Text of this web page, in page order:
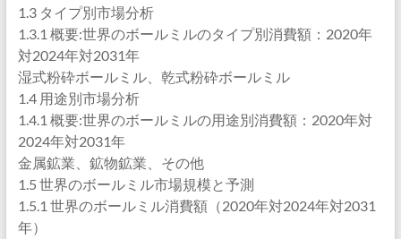
1.3 タイプ別市場分析
1.3.1 概要:世界のボールミルのタイプ別消費額：2020年
対2024年対2031年
湿式粉砕ボールミル、乾式粉砕ボールミル
1.4 用途別市場分析
1.4.1 概要:世界のボールミルの用途別消費額：2020年対
2024年対2031年
金属鉱業、鉱物鉱業、その他
1.5 世界のボールミル市場規模と予測
1.5.1 世界のボールミル消費額（2020年対2024年対2031
年）